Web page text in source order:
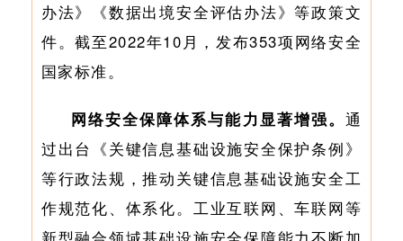
办法》《数据出境安全评估办法》等政策文
件。截至2022年10月，发布353项网络安全
国家标准。
网络安全保障体系与能力显著增强。 通
过出台《关键信息基础设施安全保护条例》
等行政法规，推动关键信息基础设施安全工
作规范化、体系化。工业互联网、车联网等